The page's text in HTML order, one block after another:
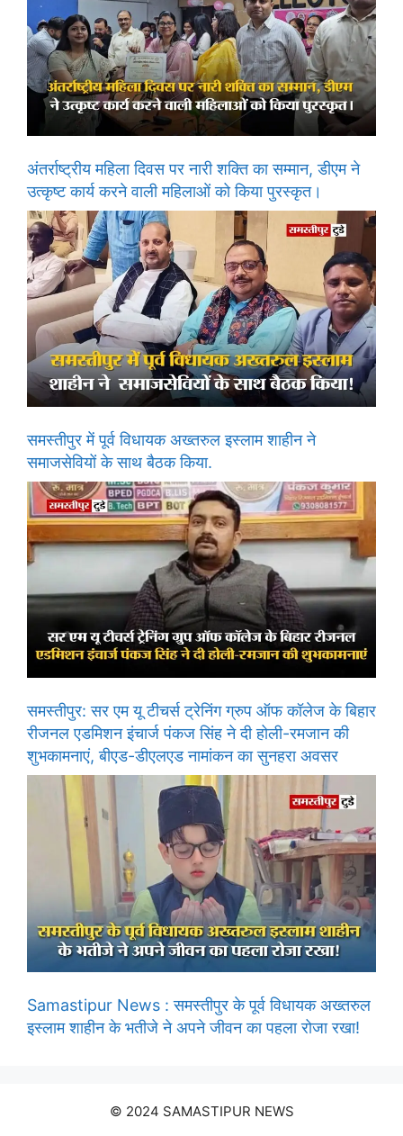
अंतर्राष्ट्रीय महिला दिवस पर नारी शक्ति का सम्मान, डीएम ने
उत्कृष्ट कार्य करने वाली महिलाओं को किया पुरस्कृत।
समस्तीपुर में पूर्व विधायक अख्तरुल इस्लाम शाहीन ने
समाजसेवियों के साथ बैठक किया.
समस्तीपुर: सर एम यू टीचर्स ट्रेनिंग ग्रुप ऑफ कॉलेज के बिहार
रीजनल एडमिशन इंचार्ज पंकज सिंह ने दी होली-रमजान की
शुभकामनाएं, बीएड-डीएलएड नामांकन का सुनहरा अवसर
Samastipur News : समस्तीपुर के पूर्व विधायक अख्तरुल
इस्लाम शाहीन के भतीजे ने अपने जीवन का पहला रोजा रखा!
© 2024 SAMASTIPUR NEWS